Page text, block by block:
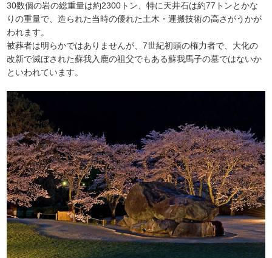
30数個の岩の総重量は約2300トン、特に天井石は約77トンとかな
りの重量で、造られた当時の優れた土木・運搬技術の高さがうかが
われます。
被葬者は明らかではありませんが、7世紀初頭の権力者で、大化の
改新で滅ぼされた蘇我入鹿の祖父でもある蘇我馬子の墓ではないか
といわれています。